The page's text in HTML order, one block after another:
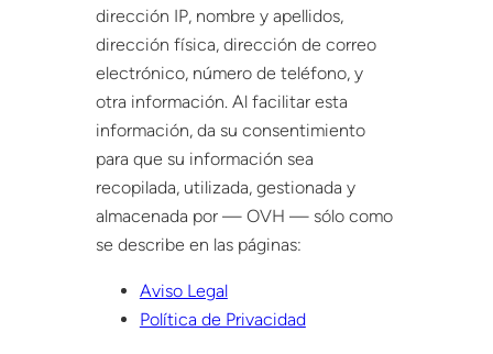
dirección IP, nombre y apellidos,
dirección física, dirección de correo
electrónico, número de teléfono, y
otra información. Al facilitar esta
información, da su consentimiento
para que su información sea
recopilada, utilizada, gestionada y
almacenada por — OVH — sólo como
se describe en las páginas:
Aviso Legal
Política de Privacidad